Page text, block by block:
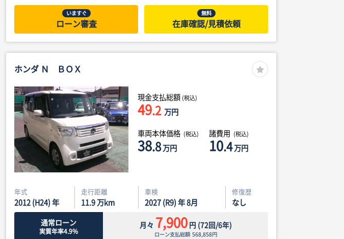
いますぐ
ローン審査
無料
在庫確認/見積依頼
ホンダ Ｎ ＢＯＸ
現金支払総額 (税込)
49.2 万円
車両本体価格 (税込)
38.8万円
諸費用 (税込)
10.4万円
年式
2012 (H24) 年
走行距離
11.9万km
車検
2027 (R9) 年 8月
修復歴
なし
通常ローン
実質年率4.9%
月々 7,900円 (72回/6年)
ローン支払総額 568,858円